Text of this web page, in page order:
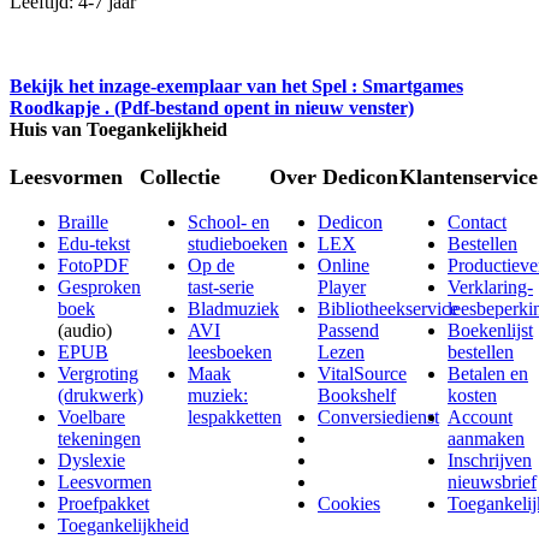
Bekijk het inzage-exemplaar van het Spel : Smartgames
Roodkapje . (Pdf-bestand opent in nieuw venster)
Huis van Toegankelijkheid
Leesvormen
Braille
Edu-tekst
FotoPDF
Gesproken
boek
(audio)
EPUB
Vergroting
(drukwerk)
Voelbare
tekeningen
Dyslexie
Leesvormen
Proefpakket
Toegankelijkheid
Collectie
School- en
studieboeken
Op de
tast-serie
Bladmuziek
AVI
leesboeken
Maak
muziek:
lespakketten
Over Dedicon
Dedicon
LEX
Online
Player
Bibliotheekservice
Passend
Lezen
VitalSource
Bookshelf
Conversiedienst
Cookies
Klantenservice
Contact
Bestellen
Verklaring-
Boekenlijst
bestellen
Betalen en
kosten
Account
aanmaken
Inschrijven
nieuwsbrief